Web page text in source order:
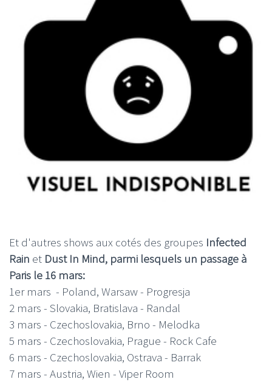
Et d'autres shows aux cotés des groupes Infected
Rain et Dust In Mind, parmi lesquels un passage à
Paris le 16 mars:
1er mars - Poland, Warsaw - Progresja
2 mars - Slovakia, Bratislava - Randal
3 mars - Czechoslovakia, Brno - Melodka
5 mars - Czechoslovakia, Prague - Rock Cafe
6 mars - Czechoslovakia, Ostrava - Barrak
7 mars - Austria, Wien - Viper Room